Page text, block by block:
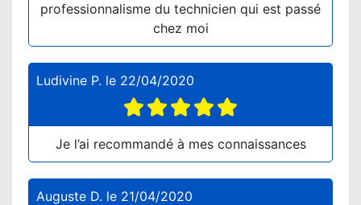
professionnalisme du technicien qui est passé
chez moi
Ludivine P. le 22/04/2020
Je l’ai recommandé à mes connaissances
Auguste D. le 21/04/2020